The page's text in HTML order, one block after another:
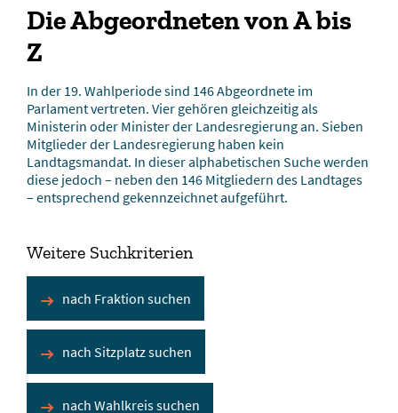
Die Abgeordneten von A bis
Z
In der 19. Wahlperiode sind 146 Abgeordnete im
Parlament vertreten. Vier gehören gleichzeitig als
Ministerin oder Minister der Landesregierung an. Sieben
Mitglieder der Landesregierung haben kein
Landtagsmandat. In dieser alphabetischen Suche werden
diese jedoch – neben den 146 Mitgliedern des Landtages
– entsprechend gekennzeichnet aufgeführt.
Weitere Suchkriterien
nach Fraktion suchen
nach Sitzplatz suchen
nach Wahlkreis suchen